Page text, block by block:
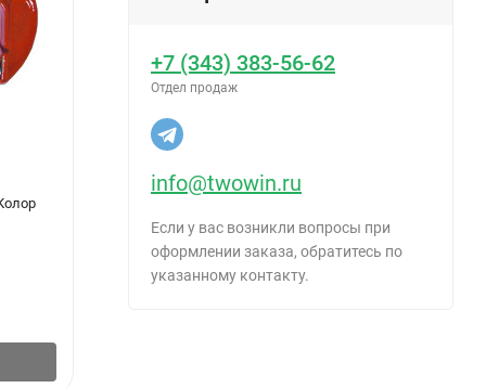
Премиум Бибер 85122
+7 (343) 383-56-62
Отдел продаж
info@twowin.ru
Если у вас возникли вопросы при
оформлении заказа, обратитесь по
указанному контакту.